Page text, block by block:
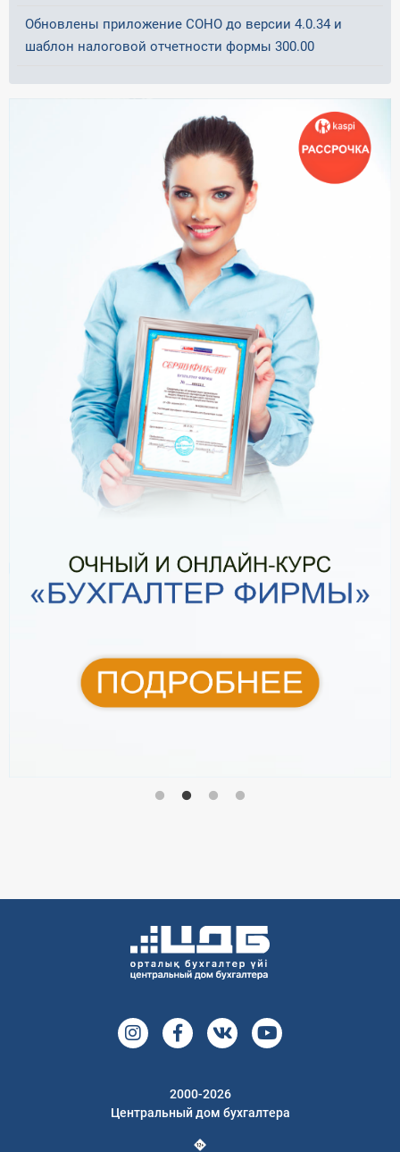
Обновлены приложение СОНО до версии 4.0.34 и
шаблон налоговой отчетности формы 300.00
2000-2026
Центральный дом бухгалтера